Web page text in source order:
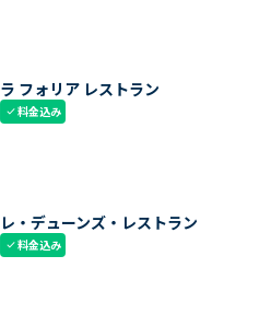
ラ フォリア レストラン
check料金込み
レ・デューンズ・レストラン
check料金込み